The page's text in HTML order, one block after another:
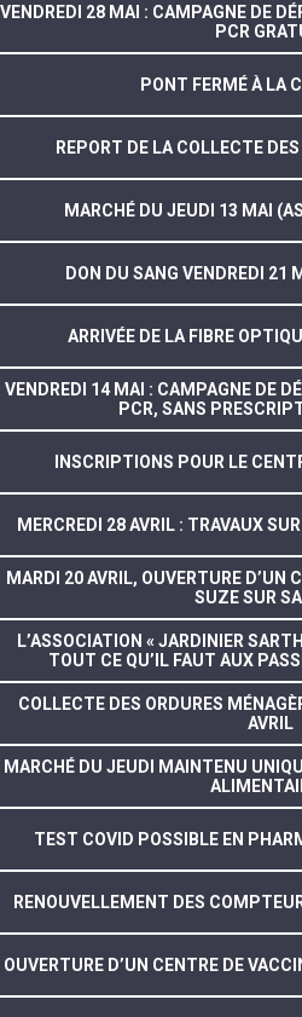
VENDREDI 28 MAI : CAMPAGNE DE
PCR
PONT FERMÉ À LA
REPORT DE LA COLLECTE
MARCHÉ DU JEUDI 13 MAI
DON DU SANG VENDREDI 21
ARRIVÉE DE LA FIBRE
VENDREDI 14 MAI : CAMPAGNE DE
PCR, SANS
INSCRIPTIONS POUR LE
MERCREDI 28 AVRIL : TRAVAUX
MARDI 20 AVRIL, OUVERTURE D’UN
SUZE SUR
L’ASSOCIATION « JARDINIER
TOUT CE QU’IL FAUT AUX
COLLECTE DES ORDURES
AVRIL
MARCHÉ DU JEUDI MAINTENU
TEST COVID POSSIBLE EN
RENOUVELLEMENT DES
OUVERTURE D’UN CENTRE DE